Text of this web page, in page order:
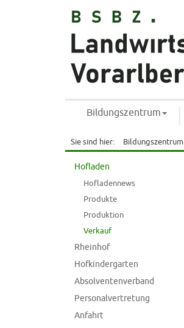
Bildungszentrum
Sie sind hier: Bildungszentrum
Hofladen
Hofladennews
Produkte
Produktion
Verkauf
Rheinhof
Hofkindergarten
Absolventenverband
Personalvertretung
Anfahrt